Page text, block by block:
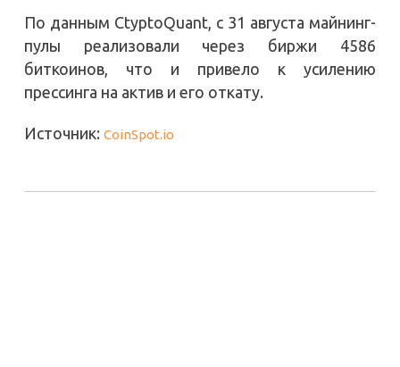
По данным CtyptoQuant, с 31 августа майнинг-
пулы реализовали через биржи 4586
биткоинов, что и привело к усилению
прессинга на актив и его откату.
Источник: CoinSpot.io